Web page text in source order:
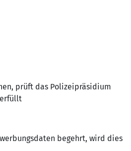
prüft das Polizeipräsidium
erfüllt
begehrt, wird dies